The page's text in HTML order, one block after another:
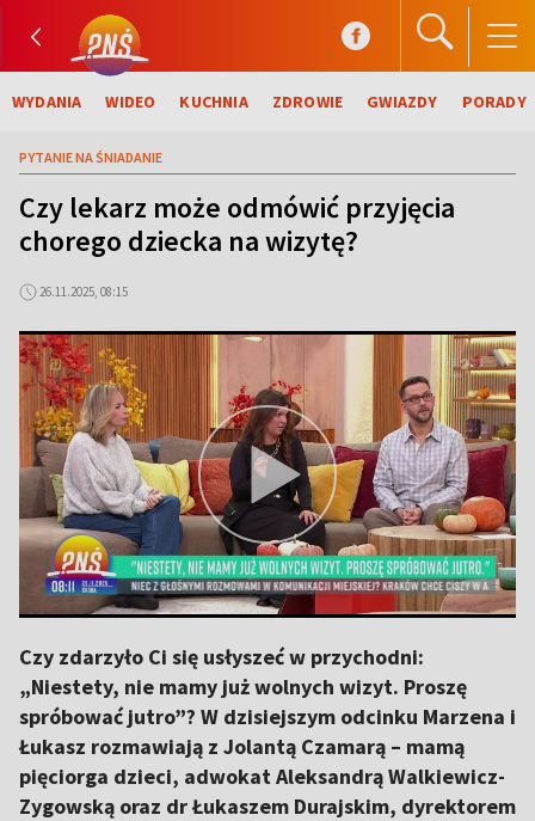
WYDANIA WIDEO KUCHNIA ZDROWIE GWIAZDY PORADY
PYTANIE NA ŚNIADANIE
Czy lekarz może odmówić przyjęcia
chorego dziecka na wizytę?
26.11.2025, 08:15
Czy zdarzyło Ci się usłyszeć w przychodni:
„Niestety, nie mamy już wolnych wizyt. Proszę
spróbować jutro”? W dzisiejszym odcinku Marzena i
Łukasz rozmawiają z Jolantą Czamarą – mamą
pięciorga dzieci, adwokat Aleksandrą Walkiewicz-
Zygowską oraz dr Łukaszem Durajskim, dyrektorem